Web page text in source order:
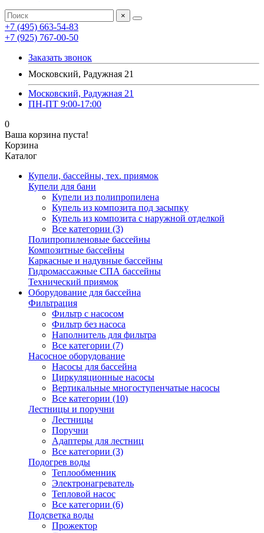
×
+7 (495) 663-54-83
+7 (925) 767-00-50
Заказать звонок
Московский, Радужная 21
Московский, Радужная 21
ПН-ПТ 9:00-17:00
0
Ваша корзина пуста!
Корзина
Каталог
Купели, бассейны, тех. приямок
Купели для бани
Купели из полипропилена
Купель из композита под засыпку
Купель из композита с наружной отделкой
Все категории (3)
Полипропиленовые бассейны
Композитные бассейны
Каркасные и надувные бассейны
Гидромассажные СПА бассейны
Технический приямок
Оборудование для бассейна
Фильтрация
Фильтр с насосом
Фильтр без насоса
Наполнитель для фильтра
Все категории (7)
Насосное оборудование
Насосы для бассейна
Циркуляционные насосы
Вертикальные многоступенчатые насосы
Все категории (10)
Лестницы и поручни
Лестницы
Поручни
Адаптеры для лестниц
Все категории (3)
Подогрев воды
Теплообменник
Электронагреватель
Тепловой насос
Все категории (6)
Подсветка воды
Прожектор